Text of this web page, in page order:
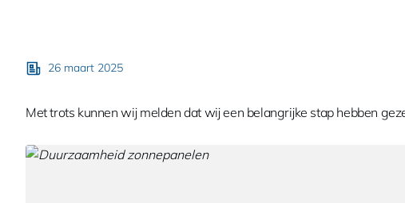
26 maart 2025
Met trots kunnen wij melden dat wij een belangrijke stap hebben